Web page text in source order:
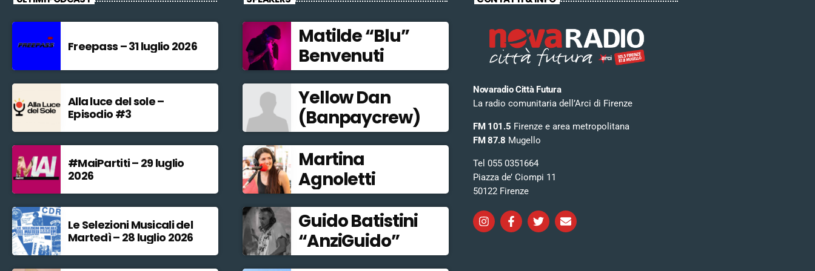
Freepass – 31 luglio 2026
Alla luce del sole –
Episodio #3
#MaiPartiti – 29 luglio
2026
Le Selezioni Musicali del
Martedì – 28 luglio 2026
Matilde “Blu”
Benvenuti
Yellow Dan
(Banpaycrew)
Martina
Agnoletti
Guido Batistini
“AnziGuido”
Novaradio Città Futura
La radio comunitaria dell’Arci di Firenze
FM 101.5 Firenze e area metropolitana
FM 87.8 Mugello
Tel 055 0351664
Piazza de’ Ciompi 11
50122 Firenze